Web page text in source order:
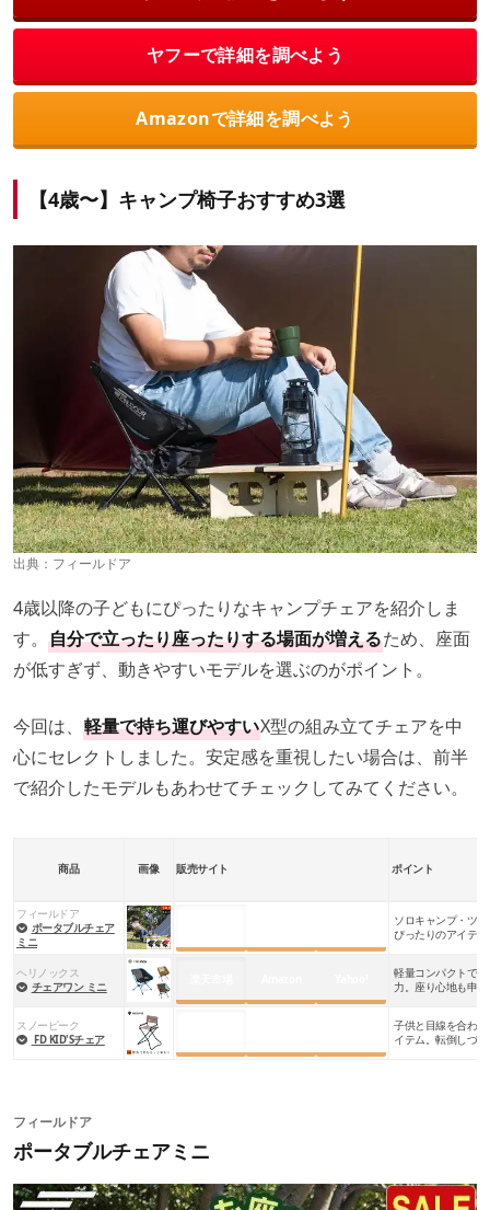
ヤフーで詳細を調べよう
Amazonで詳細を調べよう
【4歳〜】キャンプ椅子おすすめ3選
出典： フィールドア
4歳以降の子どもにぴったりなキャンプチェアを紹介しま
す。 自分で立ったり座ったりする場面が増えるため、座面
が低すぎず、動きやすいモデルを選ぶのがポイント。
今回は、 軽量で持ち運びやすいX型の組み立てチェアを中
心にセレクトしました。安定感を重視したい場合は、前半
で紹介したモデルもあわせてチェックしてみてください。
商品 画像 販売サイト ポイント
フィールドア
ポータブルチェア
ミニ
ソロキャンプ・ツ
ぴったりのアイテ
ヘリノックス
チェアワン ミニ
軽量コンパクトで
力。座り心地も申
スノーピーク
FD KID'Sチェア
子供と目線を合わ
イテム。転倒しづ
フィールドア
ポータブルチェアミニ